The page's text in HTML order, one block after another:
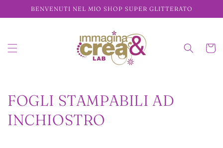
direttamente
ai contenuti
BENVENUTI NEL MIO SHOP SUPER GLITTERATO
C
o
FOGLI STAMPABILI AD
INCHIOSTRO